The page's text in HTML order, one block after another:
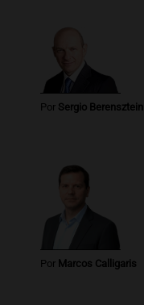
Por Sergio Berensztein
Por Marcos Calligaris